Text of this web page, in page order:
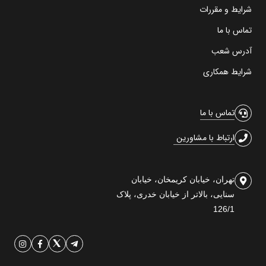
شرایط و مقررات
تماس با ما
آدرس شعب
شرایط همکاری
تماس با ما
ارتباط با مشاورین
تهران، خیابان کریمخان، خیابان
سنایی، بالاتر از خیابان خدری، پلاک
126/1